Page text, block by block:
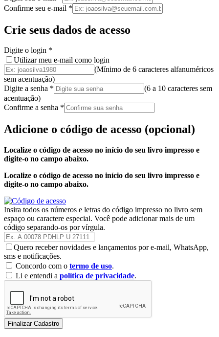
Confirme seu e-mail *
Crie seus dados de acesso
Digite o login *
Utilizar meu e-mail como login
(Mínimo de 6 caracteres alfanuméricos
sem acentuação)
Digite a senha * (6 a 10 caracteres sem
acentuação)
Confirme a senha *
Adicione o código de acesso (opcional)
Localize o código de acesso no início do seu livro impresso e
digite-o no campo abaixo.
Localize o código de acesso no início do seu livro impresso e
digite-o no campo abaixo.
Insira todos os números e letras do código impresso no livro sem
espaço ou caractere especial. Você pode adicionar mais de um
código separando-os por vírgula.
Quero receber novidades e lançamentos por e-mail, WhatsApp,
sms e notificações.
Concordo com o termo de uso.
Li e entendi a política de privacidade.